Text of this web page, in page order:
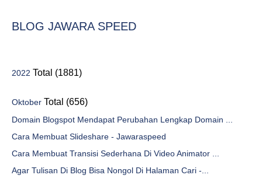
BLOG JAWARA SPEED
2022 Total (1881)
Oktober Total (656)
Domain Blogspot Mendapat Perubahan Lengkap Domain ...
Cara Membuat Slideshare - Jawaraspeed
Cara Membuat Transisi Sederhana Di Video Animator ...
Agar Tulisan Di Blog Bisa Nongol Di Halaman Cari -...